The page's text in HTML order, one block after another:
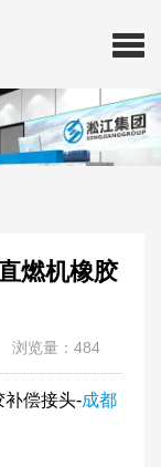
燃机橡胶
浏览量：484
补偿接头-成都